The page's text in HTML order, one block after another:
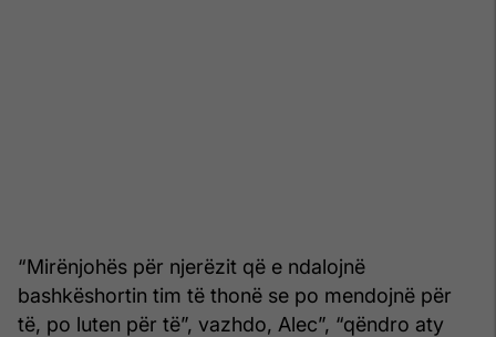
“Mirënjohës për njerëzit që e ndalojnë
bashkëshortin tim të thonë se po mendojnë për
të, po luten për të”, vazhdo, Alec”, “qëndro aty